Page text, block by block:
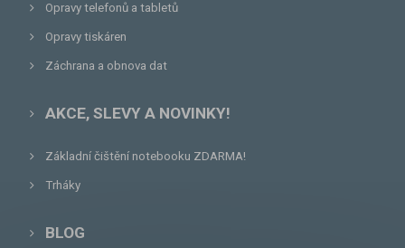
Opravy telefonů a tabletů
Opravy tiskáren
Záchrana a obnova dat
AKCE, SLEVY A NOVINKY!
Základní čištění notebooku ZDARMA!
Trháky
BLOG